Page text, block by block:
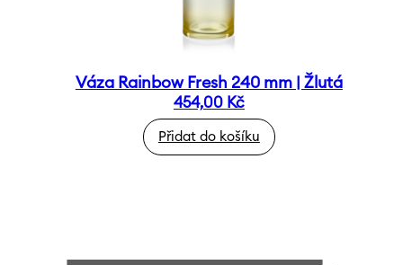
Váza Rainbow Fresh 240 mm | Žlutá
454,00 Kč
Přidat do košíku